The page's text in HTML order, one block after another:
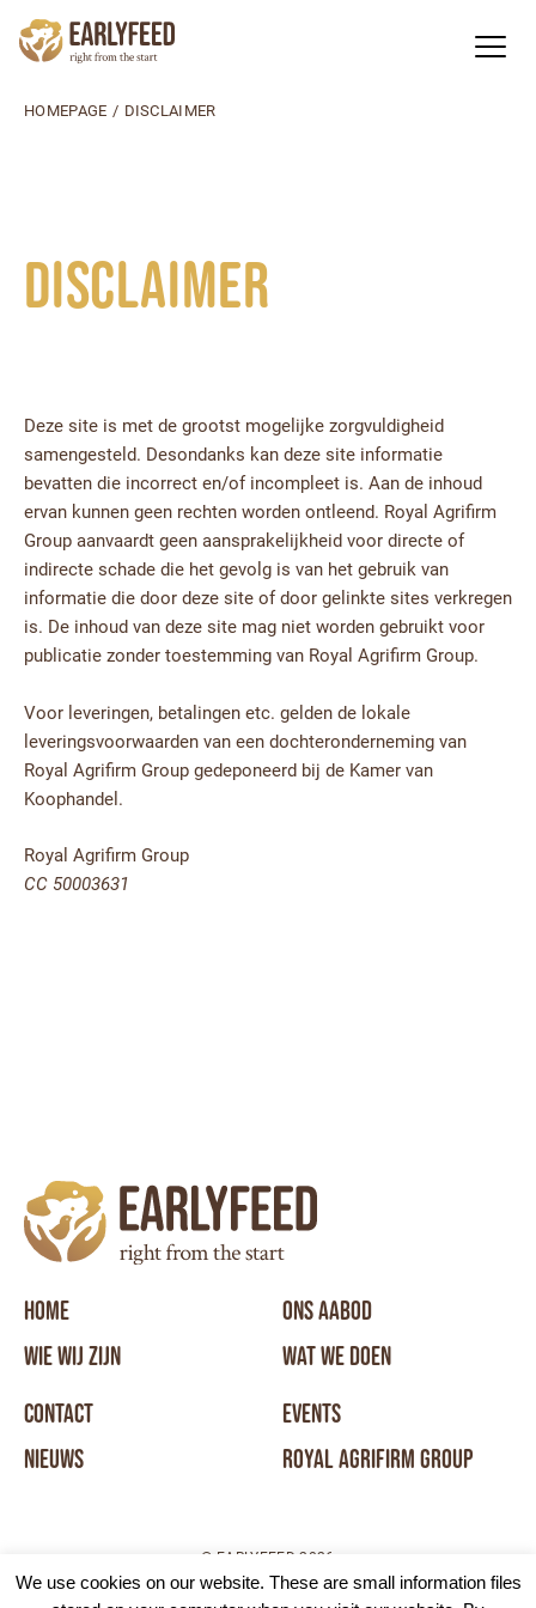
HOMEPAGE / DISCLAIMER
Disclaimer
Deze site is met de grootst mogelijke zorgvuldigheid
samengesteld. Desondanks kan deze site informatie
bevatten die incorrect en/of incompleet is. Aan de inhoud
ervan kunnen geen rechten worden ontleend. Royal Agrifirm
Group aanvaardt geen aansprakelijkheid voor directe of
indirecte schade die het gevolg is van het gebruik van
informatie die door deze site of door gelinkte sites verkregen
is. De inhoud van deze site mag niet worden gebruikt voor
publicatie zonder toestemming van Royal Agrifirm Group.
Voor leveringen, betalingen etc. gelden de lokale
leveringsvoorwaarden van een dochteronderneming van
Royal Agrifirm Group gedeponeerd bij de Kamer van
Koophandel.
Royal Agrifirm Group
CC 50003631
HOME
WIE WIJ ZIJN
ONS AABOD
WAT WE DOEN
CONTACT
NIEUWS
EVENTS
ROYAL AGRIFIRM GROUP
© EARLYFEED 2026
We use cookies on our website. These are small information files